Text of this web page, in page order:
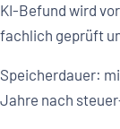
KI-Befund wird
fachlich geprüft
Speicherdauer:
Jahre nach